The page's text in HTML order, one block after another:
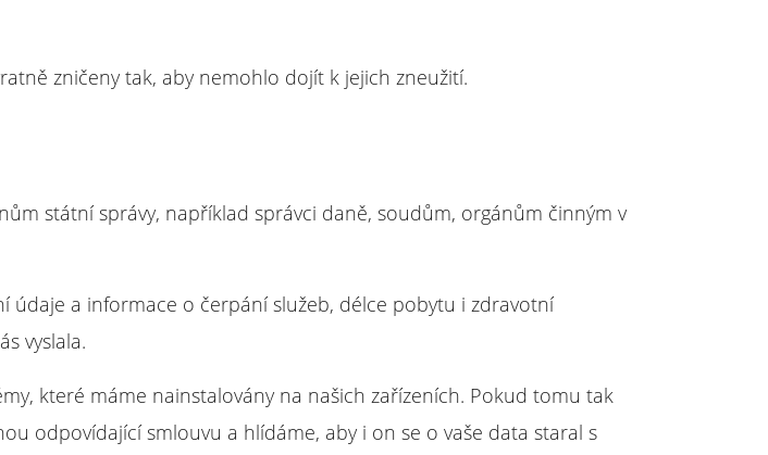
zničeny tak, aby nemohlo dojít k jejich zneužití.
státní správy, například správci daně, soudům, orgánům činným v
údaje a informace o čerpání služeb, délce pobytu i zdravotní
vyslala.
které máme nainstalovány na našich zařízeních. Pokud tomu tak
odpovídající smlouvu a hlídáme, aby i on se o vaše data staral s